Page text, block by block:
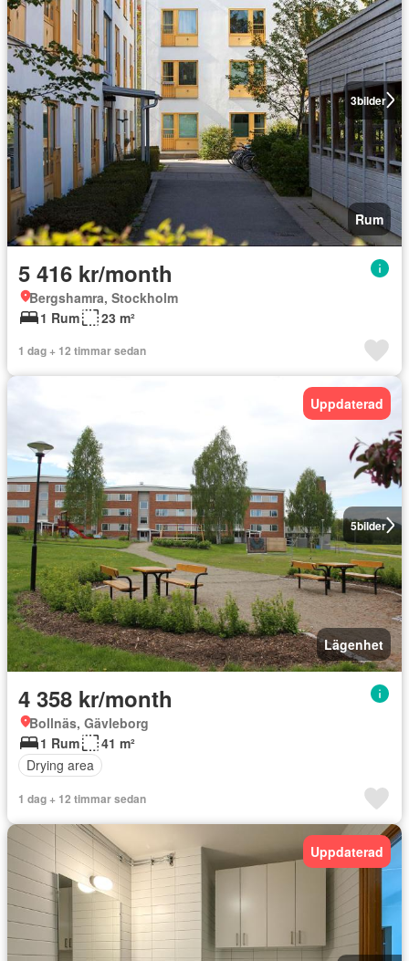
3bilder
Rum
5 416 kr/month
Bergshamra, Stockholm
1 Rum
23 m²
1 dag + 12 timmar sedan
5bilder
Uppdaterad
Lägenhet
4 358 kr/month
Bollnäs, Gävleborg
1 Rum
41 m²
Drying area
1 dag + 12 timmar sedan
Uppdaterad